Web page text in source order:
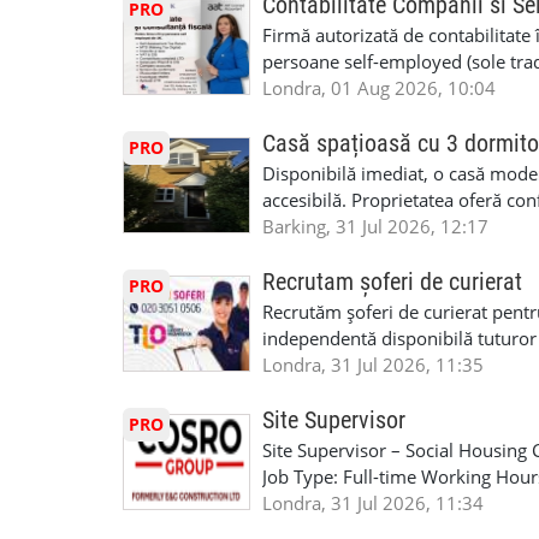
PRO
Firmă autorizată de contabilitate
persoane self-employed (sole
închiriate (landlords) Serviciile
HMRC: PAYE / VAT / CIS ✔
Consultanță fiscală ✔ Declarații
Corporation Tax ✔ Company
planuri ✔ Cash-flow și previziuni
serviciile noastre? ✔ Suntem
ca tax agents ✔ Suntem
Service Provider), astfel putem
Deținem asigurare profesională
Disponibilitate pentru
07444800302 Email:
Brooker Road, Waltham Abbey,
Londra, 01 Aug 2026, 10:04
PRO Casă spațioasă cu 3
Disponibilă imediat, o casă
accesibilă. Proprietatea oferă
sau pentru persoane care caută
disponibilă Locuință recent
facilități locale Condiții:
Disponibilă imediat Contract
£2500 Contact: Pentru vizionare
Barking, 31 Jul 2026, 12:17
PRO Recrutam șoferi de curierat
Recrutăm șoferi de curierat
independentă disponibilă
experiența, deoarece se va
GBP-170,00 GBP/zi + TVA
performanță de 10 GBP + 1,8
Kilometraj folosit in interes de
perioada anului Bonus pentru
Londra, 31 Jul 2026, 11:35
PRO Site Supervisor
Site Supervisor – Social
Job Type: Full-time Working
break) Pay Rate: £28.00 per
Londra, 31 Jul 2026, 11:34